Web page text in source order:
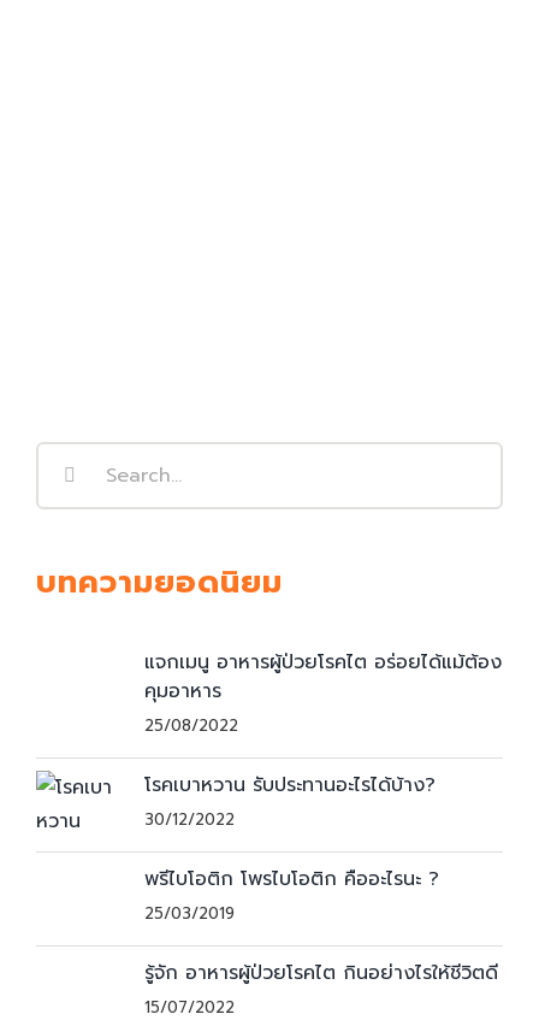
บทความยอดนิยม
แจกเมนู อาหารผู้ป่วยโรคไต อร่อยได้แม้ต้อง
คุมอาหาร
25/08/2022
โรคเบาหวาน รับประทานอะไรได้บ้าง?
30/12/2022
พรีไบโอติก โพรไบโอติก คืออะไรนะ ?
25/03/2019
รู้จัก อาหารผู้ป่วยโรคไต กินอย่างไรให้ชีวิตดี
15/07/2022